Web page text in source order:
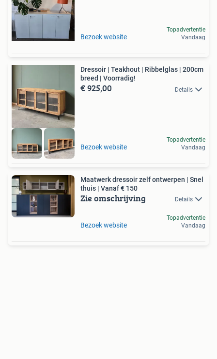
Bezoek website
Topadvertentie
Vandaag
Dressoir | Teakhout | Ribbelglas | 200cm
breed | Voorradig!
€ 925,00 Details
Bezoek website
Topadvertentie
Vandaag
Maatwerk dressoir zelf ontwerpen | Snel
thuis | Vanaf € 150
Zie omschrijving Details
Bezoek website
Topadvertentie
Vandaag